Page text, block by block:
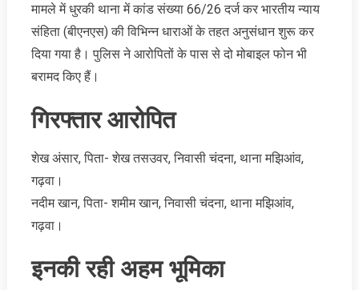
मामले में धुरकी थाना में कांड संख्या 66/26 दर्ज कर भारतीय न्याय
संहिता (बीएनएस) की विभिन्न धाराओं के तहत अनुसंधान शुरू कर
दिया गया है। पुलिस ने आरोपितों के पास से दो मोबाइल फोन भी
बरामद किए हैं।
गिरफ्तार आरोपित
शेख अंसार, पिता- शेख तसउवर, निवासी चंदना, थाना मझिआंव,
गढ़वा।
नदीम खान, पिता- शमीम खान, निवासी चंदना, थाना मझिआंव,
गढ़वा।
इनकी रही अहम भूमिका